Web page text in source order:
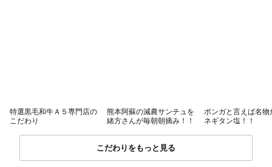
特選黒毛和牛Ａ５専門店の
こだわり
熊本阿蘇の減農サンチュを
緒方さんが毎朝朝摘み！！
ポンガと言えば名物
ネギタン塩！！
こだわりをもっと見る